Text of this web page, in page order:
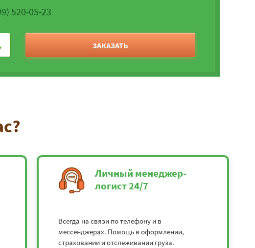
520-05-23
ЗАКАЗАТЬ
Личный менеджер-
логист 24/7
Всегда на связи по телефону и в
мессенджерах. Помощь в оформлении,
страховании и отслеживании груза.